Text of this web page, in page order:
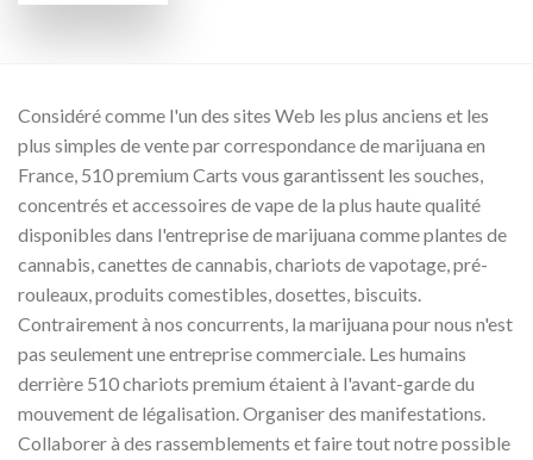
Considéré comme l'un des sites Web les plus anciens et les
plus simples de vente par correspondance de marijuana en
France, 510 premium Carts vous garantissent les souches,
concentrés et accessoires de vape de la plus haute qualité
disponibles dans l'entreprise de marijuana comme plantes de
cannabis, canettes de cannabis, chariots de vapotage, pré-
rouleaux, produits comestibles, dosettes, biscuits.
Contrairement à nos concurrents, la marijuana pour nous n'est
pas seulement une entreprise commerciale. Les humains
derrière 510 chariots premium étaient à l'avant-garde du
mouvement de légalisation. Organiser des manifestations.
Collaborer à des rassemblements et faire tout notre possible